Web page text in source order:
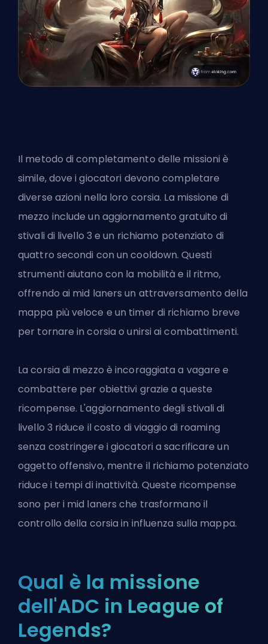
Il metodo di completamento delle missioni è
simile, dove i giocatori devono completare
diverse azioni nella loro corsia. La missione di
mezzo include un aggiornamento gratuito di
stivali di livello 3 e un richiamo potenziato di
quattro secondi con un cooldown. Questi
strumenti aiutano con la mobilità e il ritmo,
offrendo ai mid laners un attraversamento della
mappa più veloce e un timer di richiamo breve
per tornare in corsia o unirsi ai combattimenti.
La corsia di mezzo è incoraggiata a vagare e
combattere per obiettivi grazie a queste
ricompense. L'aggiornamento degli stivali di
livello 3 riduce il costo di viaggio di roaming
senza costringere i giocatori a sacrificare un
oggetto offensivo, mentre il richiamo potenziato
riduce i tempi di inattività. Queste ricompense
sono per i mid laners che trasformano il
controllo della corsia in influenza sulla mappa.
Qual è la missione
dell'ADC in League of
Legends?